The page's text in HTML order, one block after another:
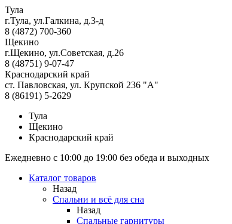
Тула
г.Тула, ул.Галкина, д.3-д
8 (4872) 700-360
Щекино
г.Щекино, ул.Советская, д.26
8 (48751) 9-07-47
Краснодарский край
ст. Павловская, ул. Крупской 236 "А"
8 (86191) 5-2629
Тула
Щекино
Краснодарский край
Ежедневно с 10:00 до 19:00 без обеда и выходных
Каталог товаров
Назад
Спальни и всё для сна
Назад
Спальные гарнитуры